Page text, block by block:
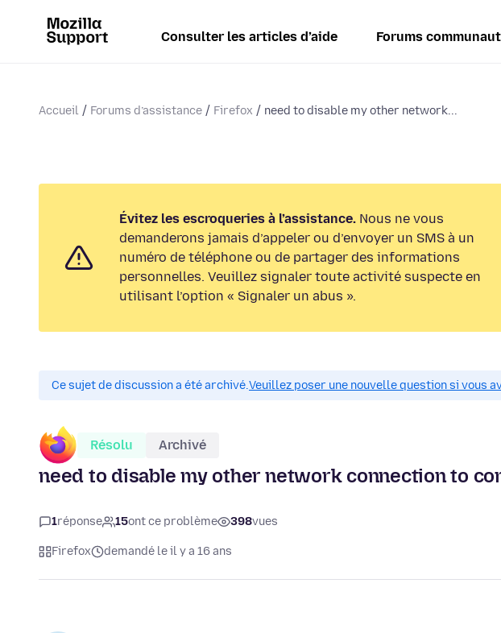
Consulter les articles d’aide Forums
Accueil Forums d’assistance Firefox need to disable my other network...
Évitez les escroqueries à l’assistance. Nous ne vous
demanderons jamais d’appeler ou d’envoyer un SMS à un
numéro de téléphone ou de partager des informations
personnelles. Veuillez signaler toute activité suspecte en
utilisant l’option « Signaler un abus ».
Ce sujet de discussion a été archivé.Veuillez poser une nouvelle question si vous
Résolu Archivé
need to disable my other network connection to
1réponse 15ont ce problème 398vues
Firefox demandé le il y a 16 ans